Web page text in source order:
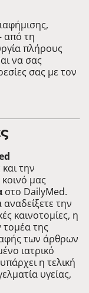
από τη
πλήρους
να σας
σας με τον
την
μας
στο DailyMed.
αναδείξετε την
καινοτομίες, η
τομέα της
των άρθρων
ιατρικό
η τελική
υγείας,